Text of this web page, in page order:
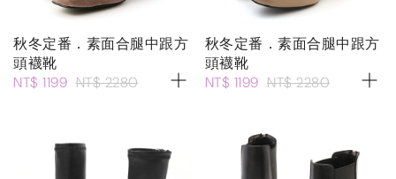
秋冬定番．素面合腿中跟方
頭襪靴
NT$ 1199 NT$ 2280
秋冬定番．素面合腿中跟方
頭襪靴
NT$ 1199 NT$ 2280